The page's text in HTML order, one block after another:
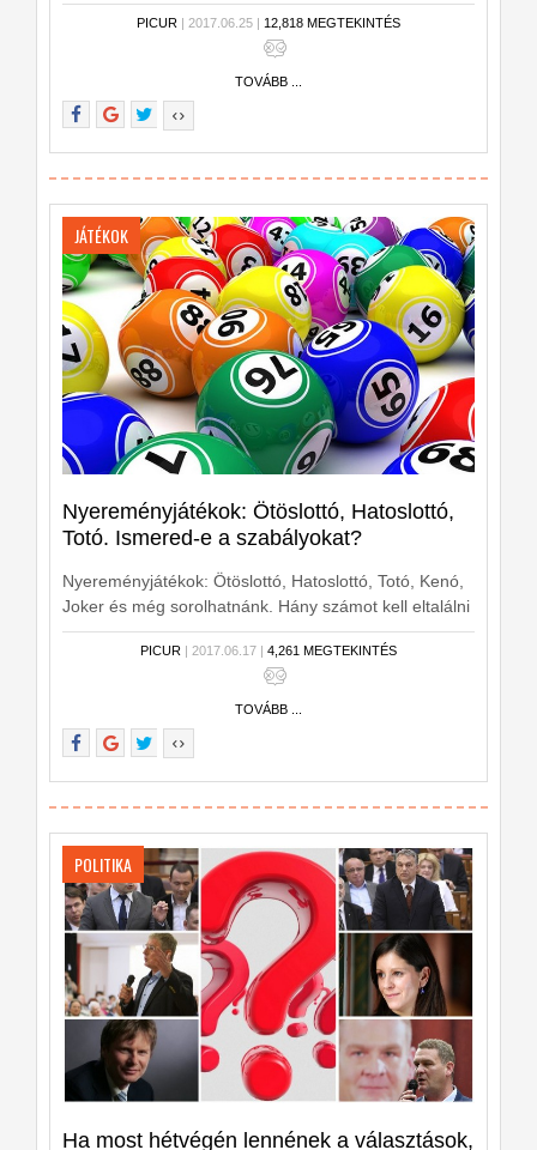
PICUR | 2017.06.25 | 12,818 MEGTEKINTÉS
TOVÁBB ...
JÁTÉKOK
Nyereményjátékok: Ötöslottó, Hatoslottó,
Totó. Ismered-e a szabályokat?
Nyereményjátékok: Ötöslottó, Hatoslottó, Totó, Kenó,
Joker és még sorolhatnánk. Hány számot kell eltalálni
a nyereményhez, ill. a főnyereményhez? Kvízünkben
kipróbálhatod mennyire ismered a
PICUR | 2017.06.17 | 4,261 MEGTEKINTÉS
TOVÁBB ...
POLITIKA
Ha most hétvégén lennének a választások,